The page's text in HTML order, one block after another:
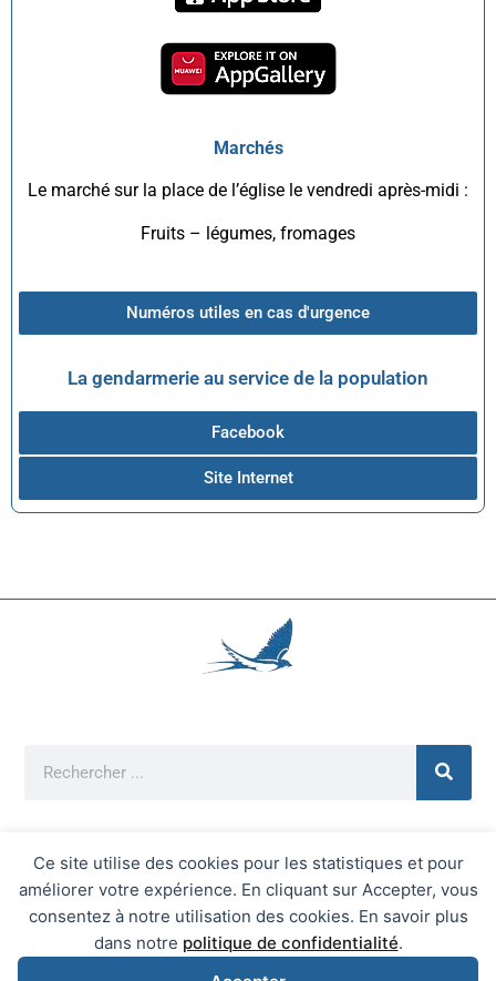
Ce site utilise des cookies pour les statistiques et pour
améliorer votre expérience. En cliquant sur Accepter, vous
consentez à notre utilisation des cookies. En savoir plus
dans notre politique de confidentialité.
Marchés
Le marché sur la place de l’église le vendredi après-midi :
Fruits – légumes, fromages
Numéros utiles en cas d'urgence
La gendarmerie au service de la population
Facebook
Site Internet
Mentions Légales
Mairie d'Écrainville © 2026 Tous Droits Réservés